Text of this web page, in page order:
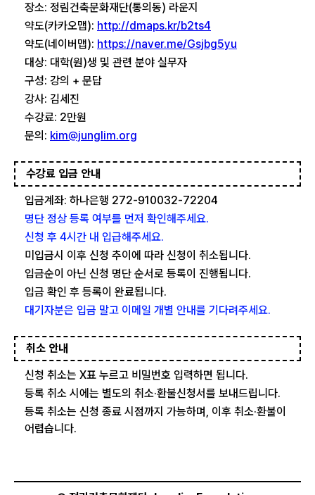
장소: 정림건축문화재단(통의동) 라운지
약도(카카오맵): http://dmaps.kr/b2ts4
약도(네이버맵): https://naver.me/Gsjbg5yu
대상: 대학(원)생 및 관련 분야 실무자
구성: 강의 + 문답
강사: 김세진
수강료: 2만원
문의: kim@junglim.org
수강료 입금 안내
입금계좌: 하나은행 272-910032-72204
명단 정상 등록 여부를 먼저 확인해주세요.
신청 후 4시간 내 입급해주세요.
미입금시 이후 신청 추이에 따라 신청이 취소됩니다.
입금순이 아닌 신청 명단 순서로 등록이 진행됩니다.
입금 확인 후 등록이 완료됩니다.
대기자분은 입금 말고 이메일 개별 안내를 기다려주세요.
취소 안내
신청 취소는 X표 누르고 비밀번호 입력하면 됩니다.
등록 취소 시에는 별도의 취소·환불신청서를 보내드립니다.
등록 취소는 신청 종료 시점까지 가능하며, 이후 취소·환불이
어렵습니다.